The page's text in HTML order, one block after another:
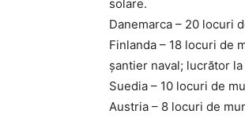
solare.
Danemarca – 20 locuri
Finlanda – 18 locuri de
șantier naval; lucrător
Suedia – 10 locuri de
Austria – 8 locuri de